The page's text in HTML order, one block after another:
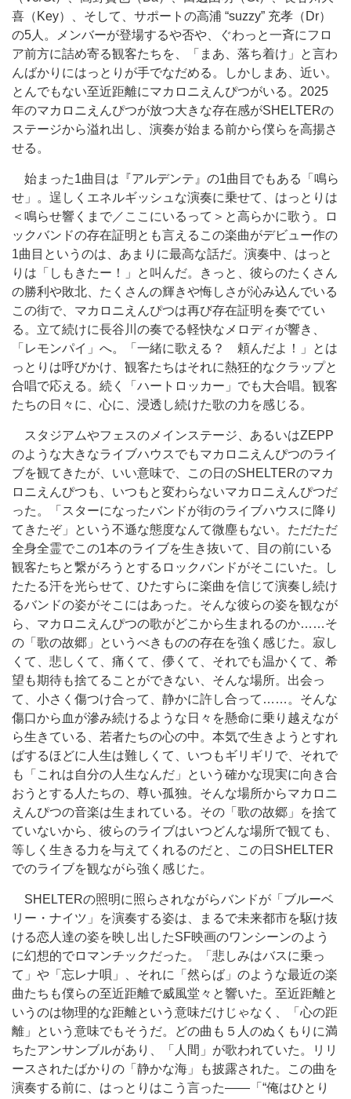
喜（Key）、そして、サポートの高浦 “suzzy” 充孝（Dr）
の5人。メンバーが登場するや否や、ぐわっと一斉にフロ
ア前方に詰め寄る観客たちを、「まあ、落ち着け」と言わ
んばかりにはっとりが手でなだめる。しかしまあ、近い。
とんでもない至近距離にマカロニえんぴつがいる。2025
年のマカロニえんぴつが放つ大きな存在感がSHELTERの
ステージから溢れ出し、演奏が始まる前から僕らを高揚さ
せる。
始まった1曲目は『アルデンテ』の1曲目でもある「鳴ら
せ」。逞しくエネルギッシュな演奏に乗せて、はっとりは
＜鳴らせ響くまで／ここにいるって＞と高らかに歌う。ロ
ックバンドの存在証明とも言えるこの楽曲がデビュー作の
1曲目というのは、あまりに最高な話だ。演奏中、はっと
りは「しもきたー！」と叫んだ。きっと、彼らのたくさん
の勝利や敗北、たくさんの輝きや悔しさが沁み込んでいる
この街で、マカロニえんぴつは再び存在証明を奏でてい
る。立て続けに長谷川の奏でる軽快なメロディが響き、
「レモンパイ」へ。「一緒に歌える？ 頼んだよ！」とは
っとりは呼びかけ、観客たちはそれに熱狂的なクラップと
合唱で応える。続く「ハートロッカー」でも大合唱。観客
たちの日々に、心に、浸透し続けた歌の力を感じる。
スタジアムやフェスのメインステージ、あるいはZEPP
のような大きなライブハウスでもマカロニえんぴつのライ
ブを観てきたが、いい意味で、この日のSHELTERのマカ
ロニえんぴつも、いつもと変わらないマカロニえんぴつだ
った。「スターになったバンドが街のライブハウスに降り
てきたぞ」という不遜な態度なんて微塵もない。ただただ
全身全霊でこの1本のライブを生き抜いて、目の前にいる
観客たちと繋がろうとするロックバンドがそこにいた。し
たたる汗を光らせて、ひたすらに楽曲を信じて演奏し続け
るバンドの姿がそこにはあった。そんな彼らの姿を観なが
ら、マカロニえんぴつの歌がどこから生まれるのか……そ
の「歌の故郷」というべきものの存在を強く感じた。寂し
くて、悲しくて、痛くて、儚くて、それでも温かくて、希
望も期待も捨てることができない、そんな場所。出会っ
て、小さく傷つけ合って、静かに許し合って……。そんな
傷口から血が滲み続けるような日々を懸命に乗り越えなが
ら生きている、若者たちの心の中。本気で生きようとすれ
ばするほどに人生は難しくて、いつもギリギリで、それで
も「これは自分の人生なんだ」という確かな現実に向き合
おうとする人たちの、尊い孤独。そんな場所からマカロニ
えんぴつの音楽は生まれている。その「歌の故郷」を捨て
ていないから、彼らのライブはいつどんな場所で観ても、
等しく生きる力を与えてくれるのだと、この日SHELTER
でのライブを観ながら強く感じた。
SHELTERの照明に照らされながらバンドが「ブルーベ
リー・ナイツ」を演奏する姿は、まるで未来都市を駆け抜
ける恋人達の姿を映し出したSF映画のワンシーンのよう
に幻想的でロマンチックだった。「悲しみはバスに乗っ
て」や「忘レナ唄」、それに「然らば」のような最近の楽
曲たちも僕らの至近距離で威風堂々と響いた。至近距離と
いうのは物理的な距離という意味だけじゃなく、「心の距
離」という意味でもそうだ。どの曲も５人のぬくもりに満
ちたアンサンブルがあり、「人間」が歌われていた。リリ
ースされたばかりの「静かな海」も披露された。この曲を
演奏する前に、はっとりはこう言った――「“俺はひとり